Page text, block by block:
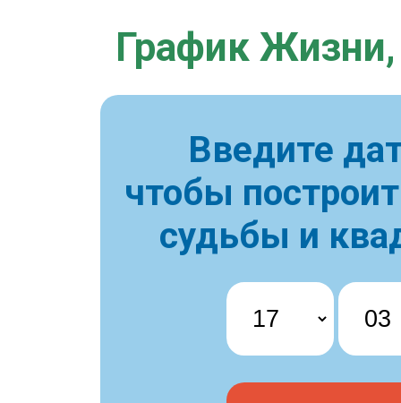
График Жизни,
Введите
чтобы
судьбы и